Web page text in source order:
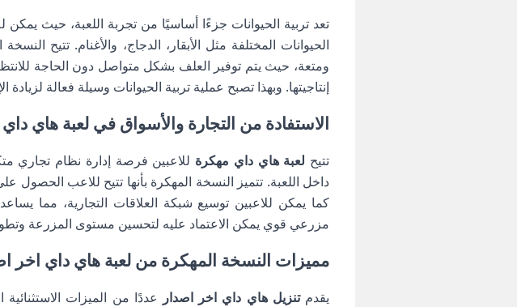
تعد تربية الحيوانات جزءًا أساسيًا من تجربة اللعبة، حيث يمكن
الحيوانات المختلفة مثل الأبقار، الدجاج، والأغنام. تتيح
ومتعة، حيث يتم توفير العلف بشكل متواصل دون الحاجة
إنتاجيتها. وبهذا تصبح عملية تربية الحيوانات وسيلة فعالة لزيادة
الاستفادة من التجارة والأسواق في لعبة هاي
تتيح لعبة هاي داي مهكرة للاعبين فرصة إدارة نظام تجاري
داخل اللعبة. تتميز النسخة المهكرة بأنها تتيح للاعب الحصول
كما يمكن للاعبين توسيع شبكة العلاقات التجارية، مما
مزرعي قوي يمكن الاعتماد عليه لتحسين مستوى المزرعة
مميزات النسخة المهكرة من لعبة هاي داي اخر اصدار
يقدمتنزيل هاي داي اخر اصدار عددًا من الميزات